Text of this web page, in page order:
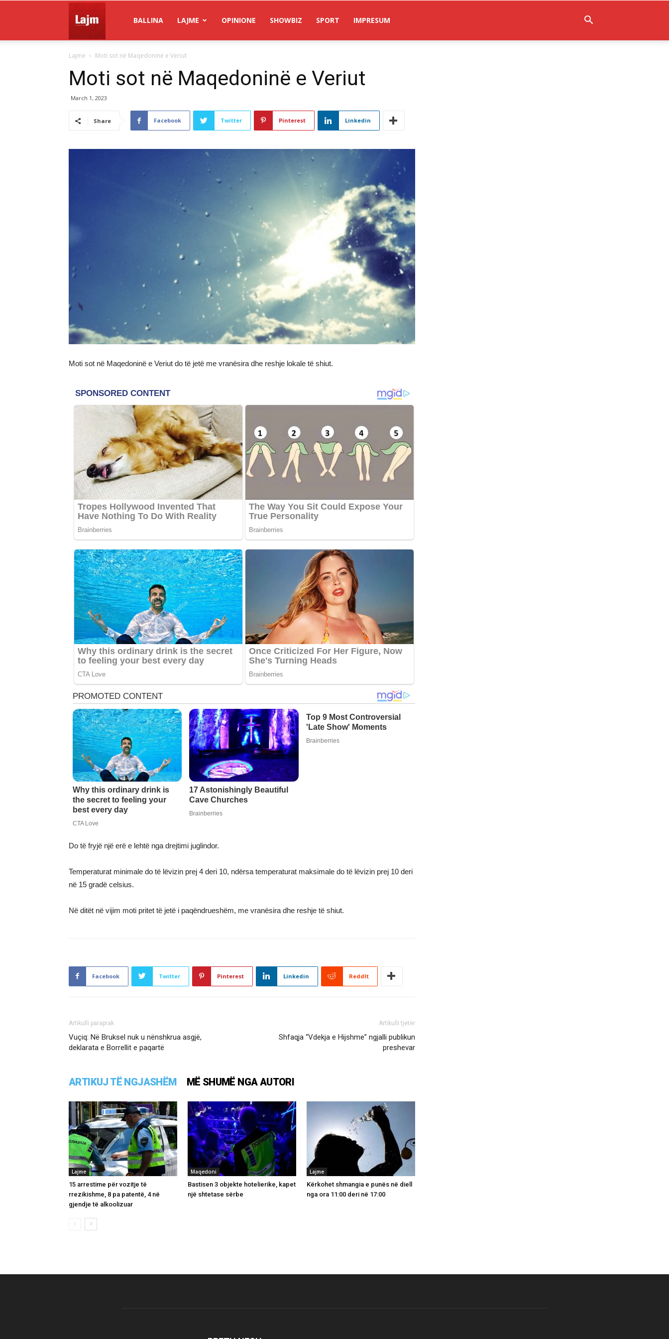
Lajm
BALLINA LAJME OPINIONE SHOWBIZ SPORT IMPRESUM
Lajme Moti sot në Maqedoninë e Veriut
Moti sot në Maqedoninë e Veriut
March 1, 2023
Share Facebook Twitter Pinterest Linkedin
Moti sot në Maqedoninë e Veriut do të jetë me vranësira dhe reshje lokale të shiut.
Do të fryjë një erë e lehtë nga drejtimi juglindor.
Temperaturat minimale do të lëvizin prej 4 deri 10, ndërsa temperaturat maksimale do të lëvizin prej 10 deri
në 15 gradë celsius.
Në ditët në vijim moti pritet të jetë i paqëndrueshëm, me vranësira dhe reshje të shiut.
Facebook Twitter Pinterest Linkedin ReddIt
Artikulli paraprak
Vuçiq: Në Bruksel nuk u nënshkrua asgjë,
deklarata e Borrellit e paqartë
Artikulli tjetër
Shfaqja “Vdekja e Hijshme” ngjalli publikun
preshevar
ARTIKUJ TË NGJASHËM MË SHUMË NGA AUTORI
Lajme
15 arrestime për vozitje të
rrezikishme, 8 pa patentë, 4 në
gjendje të alkoolizuar
Maqedoni
Bastisen 3 objekte hotelierike, kapet
një shtetase sërbe
Lajme
Kërkohet shmangia e punës në diell
nga ora 11:00 deri në 17:00